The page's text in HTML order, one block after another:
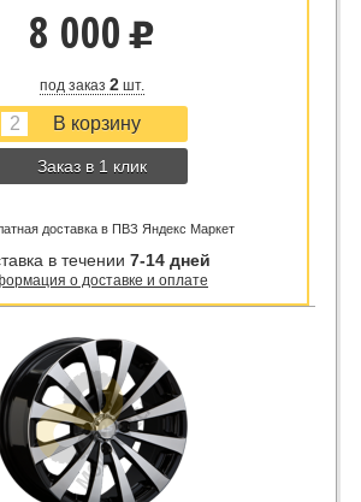
8 000 u
под заказ 2шт.
Заказ в 1 клик
доставка в ПВЗ Яндекс Маркет
в течении 7-14 дней
о доставке и оплате